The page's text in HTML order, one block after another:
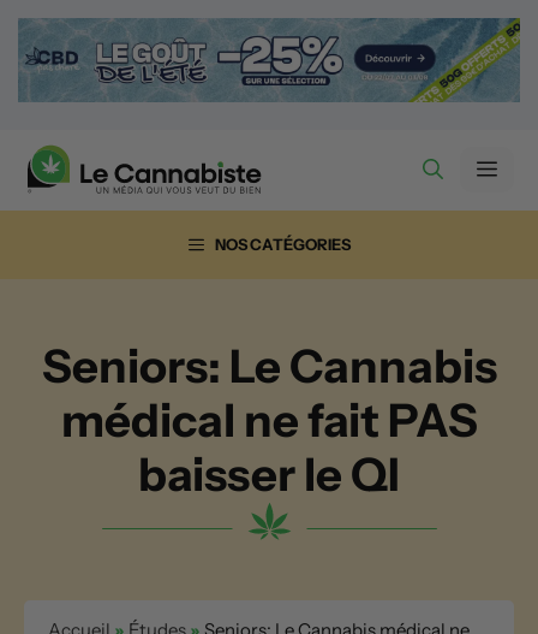
Aller
contenu
NOS CATÉGORIES
Seniors: Le Cannabis
médical ne fait PAS
baisser le QI